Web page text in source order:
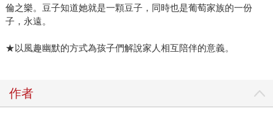
倫之樂。豆子知道她就是一顆豆子，同時也是葡萄家族的一份
子，永遠。
★以風趣幽默的方式為孩子們解說家人相互陪伴的意義。
作者